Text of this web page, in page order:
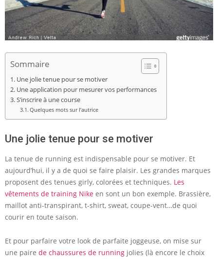
Sommaire
Une jolie tenue pour se motiver
Une application pour mesurer vos performances
S’inscrire à une course
Quelques mots sur l’autrice
Une jolie tenue pour se motiver
La tenue de running est indispensable pour se motiver. Et
aujourd’hui, il y a de quoi se faire plaisir. Les grandes marques
proposent des tenues girly, colorées et techniques. Les
vêtements de training Nike en sont un bon exemple. Brassière,
maillot anti-transpirant, t-shirt, sweat, coupe-vent…de quoi
courir en toute saison.
Et pour parfaire votre look de parfaite joggeuse, on mise sur
une paire de chaussures de running jolies (là encore le choix